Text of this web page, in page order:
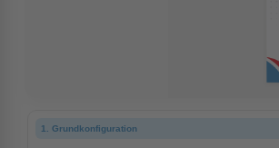
1. Grundkonfiguration